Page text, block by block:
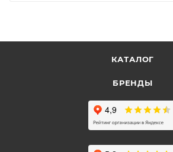
КАТАЛОГ
БРЕНДЫ